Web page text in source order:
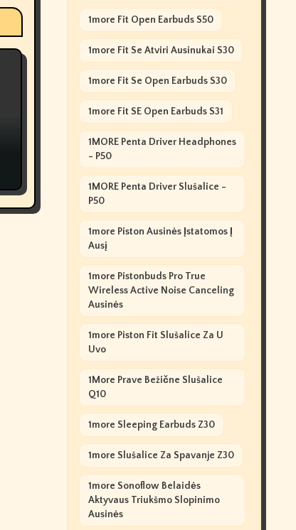
1more Fit Open Earbuds S50
1more Fit Se Atviri Ausinukai S30
1more Fit Se Open Earbuds S30
1more Fit SE Open Earbuds S31
1MORE Penta Driver Headphones
- P50
1MORE Penta Driver Slušalice -
P50
1more Piston Ausinės Įstatomos Į
Ausį
1more Pistonbuds Pro True
Wireless Active Noise Canceling
Ausinės
1more Piston Fit Slušalice Za U
Uvo
1More Prave Bežične Slušalice
Q10
1more Sleeping Earbuds Z30
1more Slušalice Za Spavanje Z30
1more Sonoflow Belaidės
Aktyvaus Triukšmo Slopinimo
Ausinės